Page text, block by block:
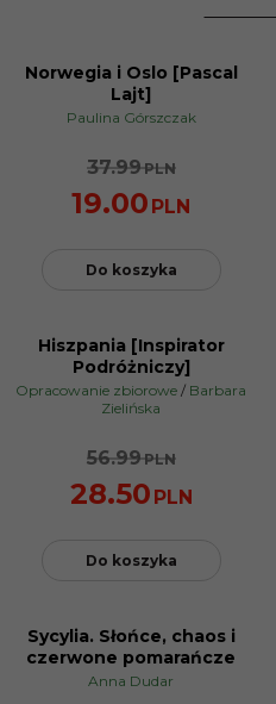
Norwegia i Oslo [Pascal
Lajt]
Paulina Górszczak
37.99PLN
19.00 PLN
Do koszyka
PROMOCJA
Hiszpania [Inspirator
Podróżniczy]
Opracowanie zbiorowe / Barbara
Zielińska
56.99PLN
28.50 PLN
Do koszyka
PROMOCJA
Sycylia. Słońce, chaos i
czerwone pomarańcze
Anna Dudar